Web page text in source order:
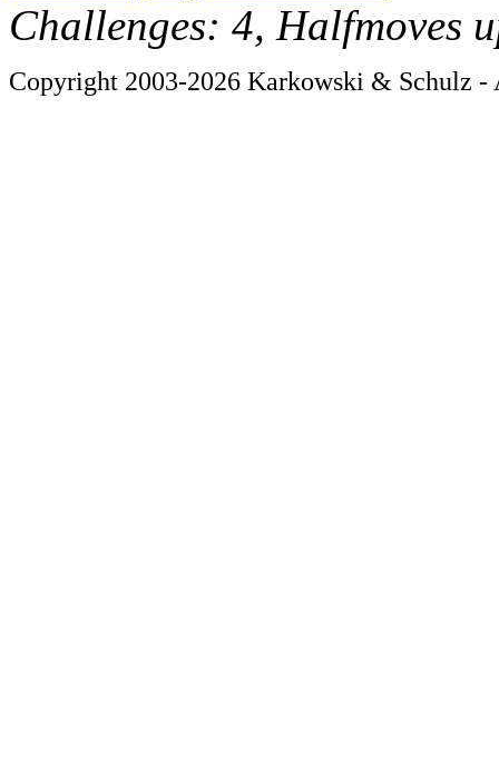
Challenges: 4, Halfmoves
Copyright 2003-2026 Karkowski & Schulz